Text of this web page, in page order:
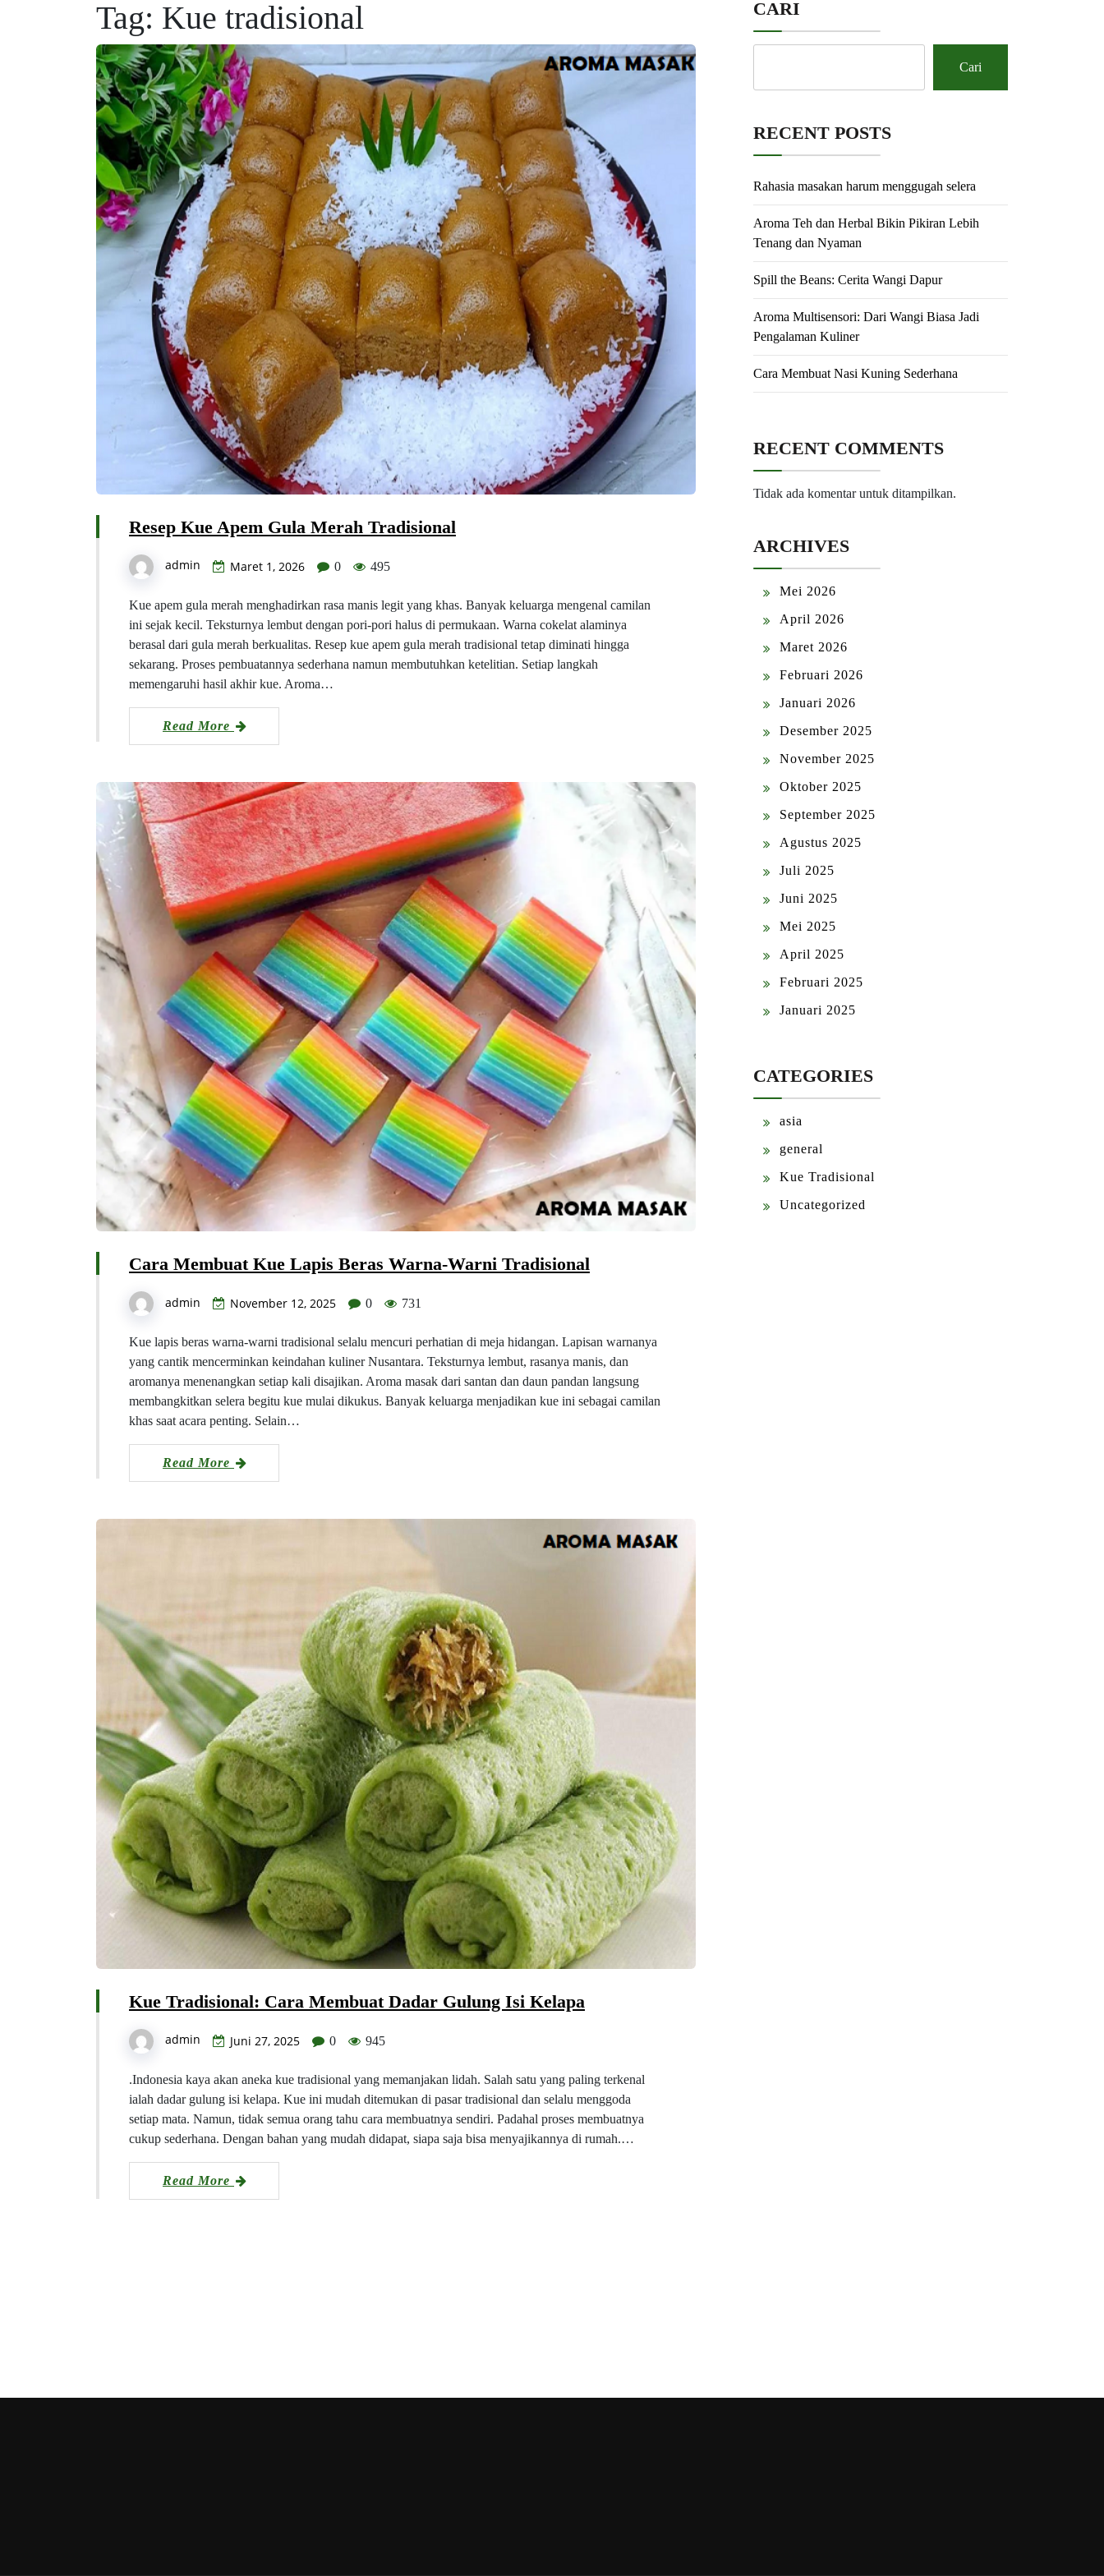
Tag: Kue tradisional
Resep Kue Apem Gula Merah Tradisional
admin Maret 1, 2026 0 495
Kue apem gula merah menghadirkan rasa manis legit yang khas. Banyak keluarga mengenal camilan
ini sejak kecil. Teksturnya lembut dengan pori-pori halus di permukaan. Warna cokelat alaminya
berasal dari gula merah berkualitas. Resep kue apem gula merah tradisional tetap diminati hingga
sekarang. Proses pembuatannya sederhana namun membutuhkan ketelitian. Setiap langkah
memengaruhi hasil akhir kue. Aroma…
Read More
Cara Membuat Kue Lapis Beras Warna-Warni Tradisional
admin November 12, 2025 0 731
Kue lapis beras warna-warni tradisional selalu mencuri perhatian di meja hidangan. Lapisan warnanya
yang cantik mencerminkan keindahan kuliner Nusantara. Teksturnya lembut, rasanya manis, dan
aromanya menenangkan setiap kali disajikan. Aroma masak dari santan dan daun pandan langsung
membangkitkan selera begitu kue mulai dikukus. Banyak keluarga menjadikan kue ini sebagai camilan
khas saat acara penting. Selain…
Read More
Kue Tradisional: Cara Membuat Dadar Gulung Isi Kelapa
admin Juni 27, 2025 0 945
.Indonesia kaya akan aneka kue tradisional yang memanjakan lidah. Salah satu yang paling terkenal
ialah dadar gulung isi kelapa. Kue ini mudah ditemukan di pasar tradisional dan selalu menggoda
setiap mata. Namun, tidak semua orang tahu cara membuatnya sendiri. Padahal proses membuatnya
cukup sederhana. Dengan bahan yang mudah didapat, siapa saja bisa menyajikannya di rumah.…
Read More
CARI
Cari
RECENT POSTS
Rahasia masakan harum menggugah selera
Aroma Teh dan Herbal Bikin Pikiran Lebih
Tenang dan Nyaman
Spill the Beans: Cerita Wangi Dapur
Aroma Multisensori: Dari Wangi Biasa Jadi
Pengalaman Kuliner
Cara Membuat Nasi Kuning Sederhana
RECENT COMMENTS
Tidak ada komentar untuk ditampilkan.
ARCHIVES
Mei 2026
April 2026
Maret 2026
Februari 2026
Januari 2026
Desember 2025
November 2025
Oktober 2025
September 2025
Agustus 2025
Juli 2025
Juni 2025
Mei 2025
April 2025
Februari 2025
Januari 2025
CATEGORIES
asia
general
Kue Tradisional
Uncategorized